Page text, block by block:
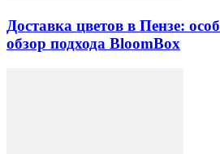
Доставка цветов в Пензе:
обзор подхода BloomBox